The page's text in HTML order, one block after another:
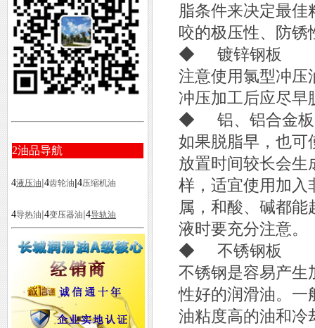
2油品导航
4液压油|4齿轮油|4压缩机油
4导热油|4变压器油|4导轨油
脂条件来决定最
咬的极压性、防锈
◆ 镀锌钢板
注意使用氯型冲压
冲压加工后应尽早
◆ 铝、铝合金板
如果脱脂早，也可
放置时间较长会生
样，适宜使用加入
属，和酸、碱都
液时要充分注意。
◆ 不锈钢板
不锈钢是容易产生
性好的润滑油。一
油粘度高的油和冷